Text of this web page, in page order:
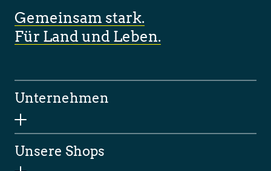
Gemeinsam stark.
Für Land und Leben.
Unternehmen
Unsere Shops